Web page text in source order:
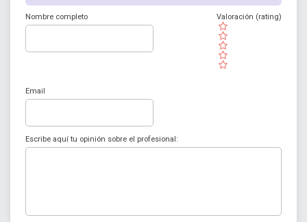
Nombre completo
( )
( )
( )
( )
( )
Valoración (rating)
Email
Escribe aquí tu opinión sobre el profesional: